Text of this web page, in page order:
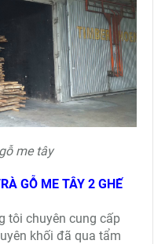
me tây
GỖ ME TÂY 2 GHẾ
tôi chuyên cung cấp
khối đã qua tẩm